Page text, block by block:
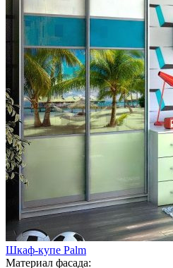
Шкаф-купе Palm
Материал фасада: